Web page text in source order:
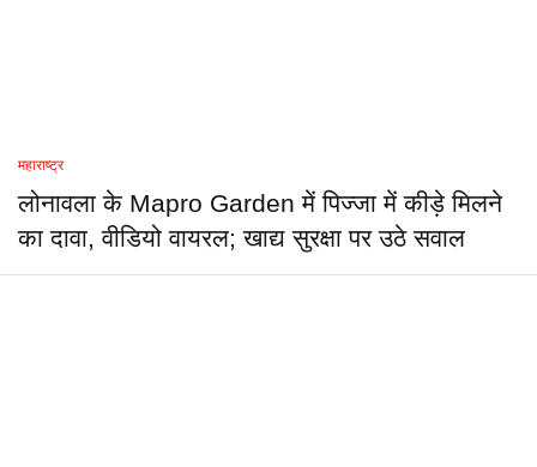
महाराष्ट्र
लोनावला के Mapro Garden में पिज्जा में कीड़े मिलने
का दावा, वीडियो वायरल; खाद्य सुरक्षा पर उठे सवाल